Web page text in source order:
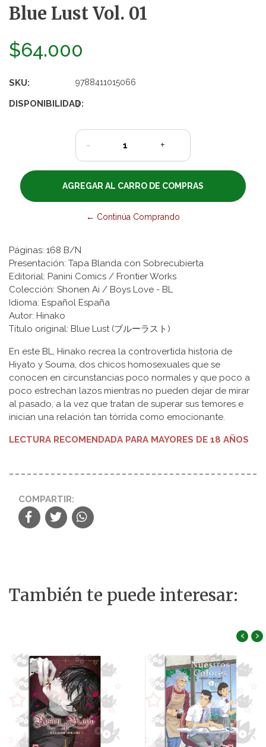
Blue Lust Vol. 01
$64.000
SKU: 9788411015066
DISPONIBILIDAD:
3
- +
← Continúa Comprando
Páginas: 168 B/N
Presentación: Tapa Blanda con Sobrecubierta
Editorial: Panini Comics / Frontier Works
Colección: Shonen Ai / Boys Love - BL
Idioma: Español España
Autor: Hinako
Título original: Blue Lust (ブルーラスト)
En este BL, Hinako recrea la controvertida historia de
Hiyato y Souma, dos chicos homosexuales que se
conocen en circunstancias poco normales y que poco a
poco estrechan lazos mientras no pueden dejar de mirar
al pasado, a la vez que tratan de superar sus temores e
inician una relación tan tórrida como emocionante.
LECTURA RECOMENDADA PARA MAYORES DE 18 AÑOS
COMPARTIR:
También te puede interesar:
‹ ›